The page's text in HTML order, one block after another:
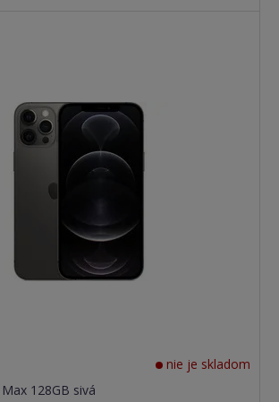
nie je skladom
128GB sivá